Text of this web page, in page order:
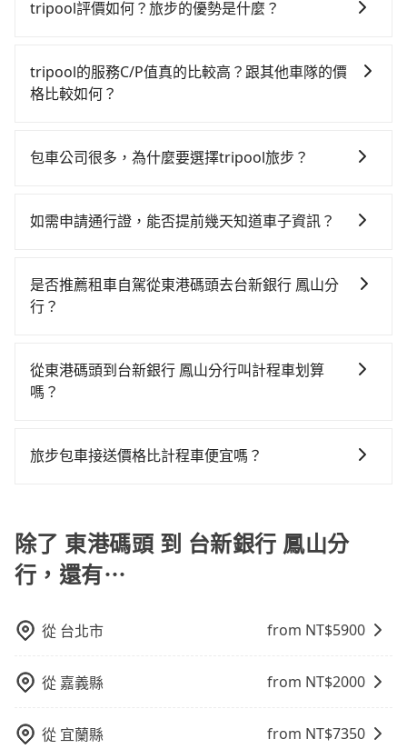
趟車的資訊，所以如果需要來回叫車，請分兩筆訂單預
不限單程或來回。
tripool評價如何？旅步的優勢是什麼？
定及可靠的，大多數的使用者都給予了高分評價。此
外，tripool司機專業的駕駛和親切服務態度也獲得了許
您的旅程能更有彈性及保障。
tripool的服務C/P值真的比較高？跟其他車隊的價
格比較如何？
市場上稍具規模且合法經營的業者，有以短程與城市為
KKDAY、KLOOK、叫車吧等。tripool旅步專注在長程
車。由於有高效的車輛調度能力，能以市價7~8折提供專
車到府服務，是絕大多數乘客出行的最佳選擇。
包車公司很多，為什麼要選擇tripool旅步？
以依照您行程人數的需求進行選擇。此外，為確保您的
無隱藏費用，且還提供優於其他業者更彈性的取消政
策，讓您在規劃行程時能更無後顧之憂。無論您是要前
tripool旅步絕對是您值得信任的不二選擇！
如需申請通行證，能否提前幾天知道車子資訊？
供用車前一天凌晨六點前取消訂單的服務。所以我們會
在用車前一天才開始安排車輛，並於用車前一天晚上8點
booking@tripool.app，將有專人協助回覆確認是否能
協助安排。」
是否推薦租車自駕從東港碼頭去台新銀行 鳳山分
行？
對的時間彈性，最重要的是你當天就要來回，那在屏東
路邊可隨租隨借的iRent應該是你最便宜選擇。註冊完
的花費預估為$600~1,100（金額差異來自於平假日、車
供最基本的車型，如Toyota Yaris、Prius C、Vios這類
乘坐體驗較差的車款，如果人數超過四位，更是沒有較
大的七人座或九人座可供選擇，而且無人租車最令人詬
垃圾或者撞凹的車門仍未被修理，每一次租車都好像在
但上一位用戶卻遲遲尚未歸還，又或者要還車時卻偏偏
找不到停車位，對於急著用車或者要載其他乘客的人來
便，但實際使用時還是有其區域的限制，實際可停靠的
從東港碼頭到台新銀行 鳳山分行叫計程車划算
嗎？
灣大車隊和Yoxi，如果在路邊攔不到車，也可考慮打電
370輛，計程車密度為雙北的0.3%，也就是說要臨時叫
到小黃的難度是台北或新北的300倍之多。再加上屏東縣
有些計程車司機不按錶計費，約有29%會採現場議價，
頭到台新銀行 鳳山分行的跳表小黃可能較為便宜，但仍
你們人數在五人以上，分坐兩台計程車就不太方便，反
而能事先預約且品質穩定的tripool，可能更適合你。
旅步包車接送價格比計程車便宜嗎？
步費用比計程車低，且能讓您更能輕鬆掌握交通開支。
除了 東港碼頭 到 台新銀行 鳳山分
行，還有⋯
從 台北市 from NT$5900
從 嘉義縣 from NT$2000
從 宜蘭縣 from NT$7350